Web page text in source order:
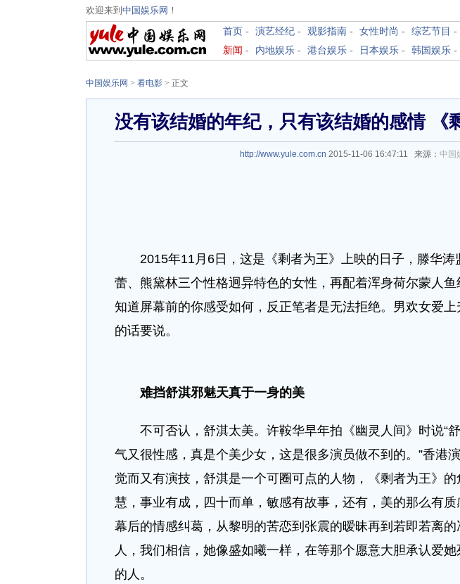
欢迎来到 中国娱乐网 ！
首页 - 演艺经纪 - 观影指南 - 女性时尚 - 综艺节目 -
新闻 - 内地娱乐 - 港台娱乐 - 日本娱乐 - 韩国娱乐 -
中国娱乐网 > 看电影 > 正文
没有该结婚的年纪，只有该结婚的感情 《
http://www.yule.com.cn 2015-11-06 16:47:11 来源： 中国
2015年11月6日，这是《剩者为王》上映的日子，滕华涛
蕾、熊黛林三个性格迥异特色的女性，再配着浑身荷尔蒙人
知道屏幕前的你感受如何，反正笔者是无法拒绝。男欢女爱
的话要说。
难挡舒淇邪魅天真于一身的美
不可否认，舒淇太美。许鞍华早年拍《幽灵人间》时说“
气又很性感，真是个美少女，这是很多演员做不到的。”香港
觉而又有演技，舒淇是一个可圈可点的人物，《剩者为王》
慧，事业有成，四十而单，敏感有故事，还有，美的那么有
幕后的情感纠葛，从黎明的苦恋到张震的暧昧再到若即若离
人，我们相信，她像盛如曦一样，在等那个愿意大胆承认爱
的人。